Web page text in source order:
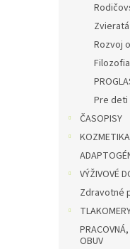
Zvieratá
Rozvoj
Filozofia
Pre deti
ČASOPISY
KOZMETIKA
VÝŽIVOVÉ
Zdravotné
OBUV